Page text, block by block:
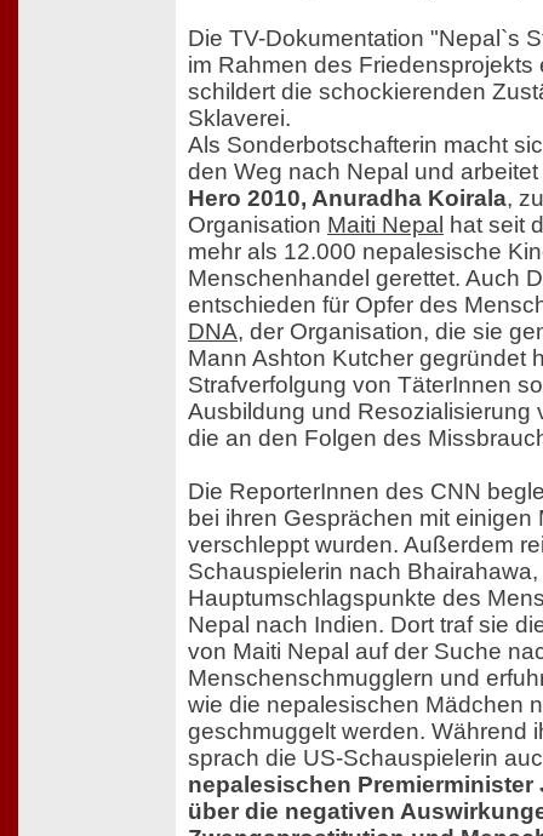
Die TV-Dokumentation "Nepal`s
im Rahmen des Friedensprojekts
schildert die schockierenden
Sklaverei.
Als Sonderbotschafterin macht
den Weg nach Nepal und
Hero 2010, Anuradha Koirala,
Organisation Maiti Nepal hat seit
mehr als 12.000 nepalesische
Menschenhandel gerettet. Auch
entschieden für Opfer des
DNA, der Organisation, die sie
Mann Ashton Kutcher gegründet
Strafverfolgung von TäterInnen
Ausbildung und Resozialisierung
die an den Folgen des
Die ReporterInnen des CNN
bei ihren Gesprächen mit einigen
verschleppt wurden. Außerdem
Schauspielerin nach
Hauptumschlagspunkte des
Nepal nach Indien. Dort traf sie
von Maiti Nepal auf der Suche
Menschenschmugglern und
wie die nepalesischen Mädchen
geschmuggelt werden. Während
sprach die US-Schauspielerin
nepalesischen Premierminister
über die negativen